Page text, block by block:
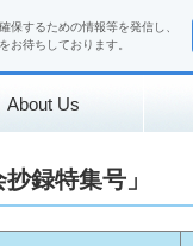
保するための情報等を発信し、
お待ちしております。
About Us
録特集号」